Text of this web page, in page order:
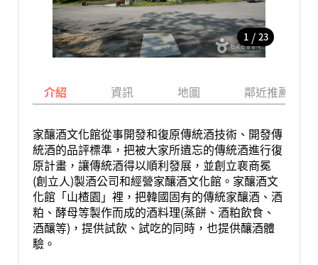
1 / 23
介紹 資訊 地圖 鄰近推薦景點
家釀酒文化館從事開發和復原傳統酒技術、開發傳
統酒的品評標準，把被大家所遺忘的傳統酒進行復
原計畫，讓傳統酒得以順利發展，並創立裵商冕
(創立人)製酒公司和經營家釀酒文化館。家釀酒文
化館「山楂園」裡，把韓國固有的傳統家釀酒、酒
粕、酵母等製作而成的酒料理(蒸餅、酒粕飲食、
酒釀等)，提供試飲、試吃的同時，也提供釀酒體
驗。